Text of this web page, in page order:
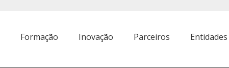
Formação Inovação Parceiros Entidades